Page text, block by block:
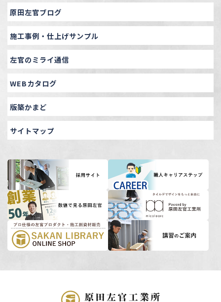
原田左官ブログ
施工事例・仕上げサンプル
左官のミライ通信
WEBカタログ
版築かまど
サイトマップ